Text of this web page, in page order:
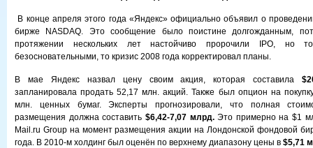
В конце апреля этого года «Яндекс» официально объявил о
бирже NASDAQ. Это сообщение было поистине долгожданным,
протяжении нескольких лет настойчиво пророчили IPO, но
безосновательными, то кризис 2008 года корректировал планы.
В мае Яндекс назвал цену своим акция, которая составила
запланировала продать 52,17 млн. акций. Также был опцион на
млн. ценных бумаг. Эксперты прогнозировали, что полная
размещения должна составить $6,42-7,07 млрд.Это примерно на $1
Mail.ru Group на момент размещения акции на Лондонской фондовой
года. В 2010-м холдинг был оценён по верхнему диапазону цены в $5,71